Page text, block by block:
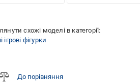
схожі моделі в категорії:
ігрові фігурки
До порівняння